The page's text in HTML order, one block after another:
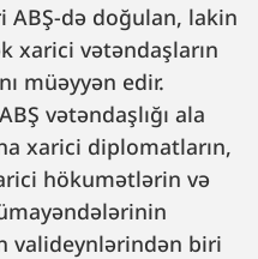
də doğulan, lakin
xarici vətəndaşların
müəyyən edir.
vətəndaşlığı ala
xarici diplomatların,
hökumətlərin və
valideynlərindən biri